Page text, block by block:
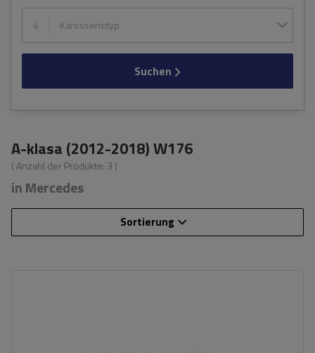
4 Karosserietyp
Suchen
A-klasa (2012-2018) W176
( Anzahl der Produkte: 3 )
in Mercedes
Sortierung